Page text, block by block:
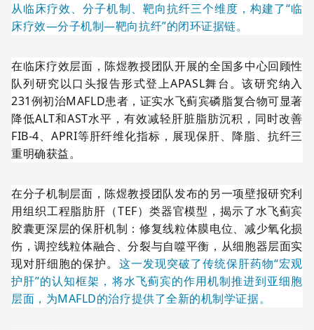
从临床疗效、分子机制、靶向抗纤三个维度，构建了“临
床疗效—分子机制—靶向抗纤”的闭环证据链。
在临床疗效层面，陈煜教授团队开展的全国多中心回顾性
队列研究以口头报告形式登上APASL舞台。该研究纳入
231例初治MAFLD患者，证实水飞蓟宾磷脂复合物可显著
降低ALT和AST水平，有效减轻肝脏脂肪沉积，同时改善
FIB-4、APRI等肝纤维化指标，展现保肝、降脂、抗纤三
重明确获益。
在分子机制层面，陈煜教授团队发布的另一项壁报研究利
用组织工程脂肪肝（TEF）类器官模型，揭示了水飞蓟宾
胶囊更深层的保肝机制：修复线粒体膜电位、减少氧化损
伤，调控线粒体融合、分裂与自噬平衡，从细胞器层面实
现对肝细胞的保护。 这一发现突破了传统保肝药物“宏观
护肝”的认知框架，将水飞蓟宾的作用机制推进到亚细胞
层面，为MAFLD的治疗提供了全新的机制学证据。